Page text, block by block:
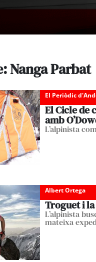
Nanga Parbat
El Periòdic
El Cicle de
amb
L’alpinista
Albert Ortega
Troguet i
L’alpinista
mateixa